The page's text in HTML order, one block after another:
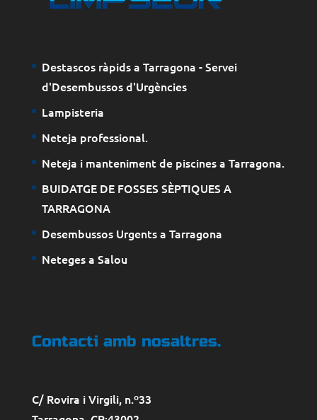
Destascos ràpids a Tarragona - Servei
d'Desembussos d'Urgències
Lampisteria
Neteja professional.
Neteja i manteniment de piscines a Tarragona.
BUIDATGE DE FOSSES SÈPTIQUES A
TARRAGONA
Desembussos Urgents a Tarragona
Neteges a Salou
Contacti amb nosaltres.
C/ Rovira i Virgili, n.º33